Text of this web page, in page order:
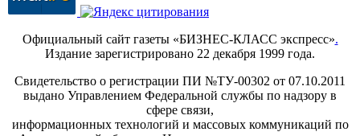
Официальный сайт газеты «БИЗНЕС-КЛАСС экспресс».
Издание зарегистрировано 22 декабря 1999 года.
Свидетельство о регистрации ПИ №ТУ-00302 от 07.10.2011
выдано Управлением Федеральной службы по надзору в
сфере связи,
информационных технологий и массовых коммуникаций по